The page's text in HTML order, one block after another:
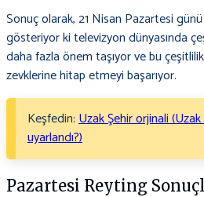
Sonuç olarak, 21 Nisan Pazartesi
gösteriyor ki televizyon dünyasında
daha fazla önem taşıyor ve bu
zevklerine hitap etmeyi başarıyor.
Keşfedin:Uzak Şehir orjinali
uyarlandı?)
Pazartesi Reyting